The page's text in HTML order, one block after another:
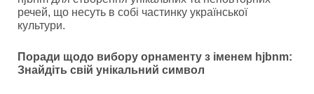
речей, що несуть в собі частинку української
культури.
Поради щодо вибору орнаменту з іменем hjbnm:
Знайдіть свій унікальний символ